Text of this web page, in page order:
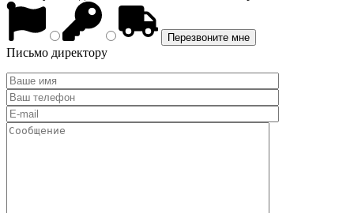
Письмо директору